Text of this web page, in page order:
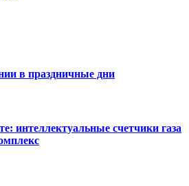
в праздничные дни
интеллектуальные счетчики газа